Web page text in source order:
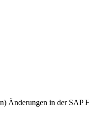
Änderungen in der